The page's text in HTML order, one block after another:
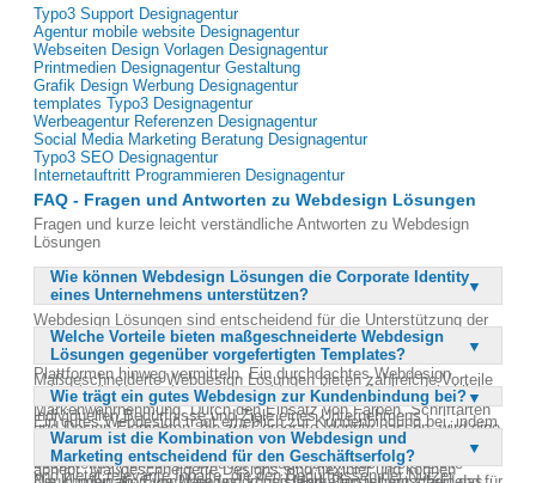
Typo3 Support Designagentur
Agentur mobile website Designagentur
Webseiten Design Vorlagen Designagentur
Printmedien Designagentur Gestaltung
Grafik Design Werbung Designagentur
templates Typo3 Designagentur
Werbeagentur Referenzen Designagentur
Social Media Marketing Beratung Designagentur
Typo3 SEO Designagentur
Internetauftritt Programmieren Designagentur
FAQ - Fragen und Antworten zu Webdesign Lösungen
Fragen und kurze leicht verständliche Antworten zu Webdesign
Lösungen
Wie können Webdesign Lösungen die Corporate Identity
eines Unternehmens unterstützen?
Webdesign Lösungen sind entscheidend für die Unterstützung der
Corporate Identity eines Unternehmens, da sie die visuelle
Darstellung und die Markenbotschaft konsistent über alle digitalen
Plattformen hinweg vermitteln. Ein durchdachtes Webdesign
spiegelt die Unternehmenswerte wider und schafft eine einheitliche
Markenwahrnehmung. Durch den Einsatz von Farben, Schriftarten
und Design-Elementen, die zur Corporate Identity passen, wird eine
starke Markenbindung aufgebaut. Dies hilft nicht nur dabei,
bestehende Kunden zu binden, sondern zieht auch potenzielle
Welche Vorteile bieten maßgeschneiderte Webdesign
Lösungen gegenüber vorgefertigten Templates?
Maßgeschneiderte Webdesign Lösungen bieten zahlreiche Vorteile
gegenüber vorgefertigten Templates, da sie speziell auf die
individuellen Bedürfnisse und Ziele eines Unternehmens
abgestimmt sind. Sie ermöglichen eine einzigartige und
unverwechselbare Online-Präsenz, die sich von der Konkurrenz
abhebt. Maßgeschneiderte Designs sind flexibler und können
Wie trägt ein gutes Webdesign zur Kundenbindung bei?
Ein gutes Webdesign trägt erheblich zur Kundenbindung bei, indem
es eine ansprechende und benutzerfreundliche Erfahrung bietet.
Eine gut gestaltete Webseite lädt schneller, ist intuitiv zu navigieren
und bietet relevante Inhalte, die den Bedürfnissen der Nutzer
Warum ist die Kombination von Webdesign und
Marketing entscheidend für den Geschäftserfolg?